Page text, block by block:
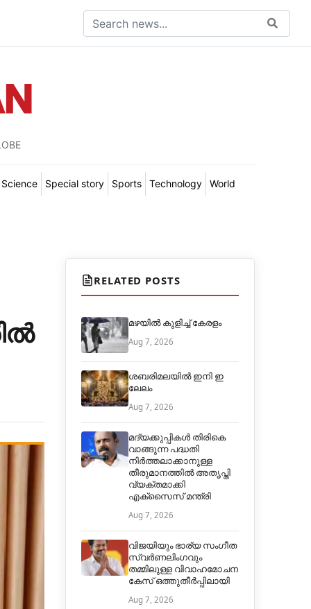
Science Special story Sports Technology World
RELATED POSTS
മഴയിൽ കുളിച്ച് കേരളം
Aug 7, 2026
ശബരിമലയിൽ ഇനി ഇ
ലേലം
Aug 7, 2026
മദ്യക്കുപ്പികള്‍ തിരികെ
വാങ്ങുന്ന പദ്ധതി
നിര്‍ത്തലാക്കാനുള്ള
തീരുമാനത്തില്‍ അതൃപ്തി
വ്യക്തമാക്കി
എക്‌സൈസ് മന്ത്രി
Aug 7, 2026
വിജയിയും ഭാര്യ സംഗീത
സ്വര്‍ണലിംഗവും
തമ്മിലുള്ള വിവാഹമോചന
കേസ് ഒത്തുതീര്‍പ്പിലായി
Aug 7, 2026